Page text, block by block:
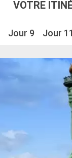
VOTRE
Jour 9 Jour 11